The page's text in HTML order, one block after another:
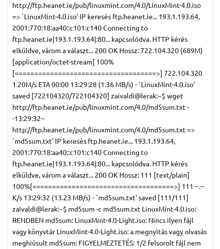
http://ftp.heanet.ie/pub/linuxmint.com/4.0/LinuxMint-4.0.iso
=> `LinuxMint-4.0.iso' IP keresés ftp.heanet.ie... 193.1.193.64,
2001:770:18:aa40::c101:c140 Connecting to
ftp.heanet.ie|193.1.193.64|:80... kapcsolódva. HTTP kérés
elküldve, várom a választ... 200 OK Hossz: 722.104.320 (689M)
[application/octet-stream] 100%
[====================================>] 722.104.320
1.20M/s ETA 00:00 13:29:28 (1.36 MB/s) - `LinuxMint-4.0.iso'
saved [722104320/722104320] zaivaldi@lerak:~$ wget
http://ftp.heanet.ie/pub/linuxmint.com/4.0/md5sum.txt -
-13:29:32--
http://ftp.heanet.ie/pub/linuxmint.com/4.0/md5sum.txt =>
`md5sum.txt' IP keresés ftp.heanet.ie... 193.1.193.64,
2001:770:18:aa40::c101:c140 Connecting to
ftp.heanet.ie|193.1.193.64|:80... kapcsolódva. HTTP kérés
elküldve, várom a választ... 200 OK Hossz: 111 [text/plain]
100%[====================================>] 111 --.--
K/s 13:29:32 (13.23 MB/s) - `md5sum.txt' saved [111/111]
zaivaldi@lerak:~$ md5sum -c md5sum.txt LinuxMint-4.0.iso:
RENDBEN md5sum: LinuxMint-4.0-Light.iso: Nincs ilyen fájl
vagy könyvtár LinuxMint-4.0-Light.iso: a megnyitás vagy olvasás
meghiúsult md5sum: FIGYELMEZTETÉS: 1/2 felsorolt fájl nem